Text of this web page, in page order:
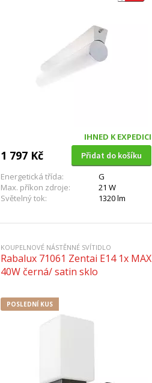
IHNED K EXPEDICI
1 797 Kč
Přidat do košíku
Energetická třída:
G
Max. příkon zdroje:
21 W
Světelný tok:
1320 lm
KOUPELNOVÉ NÁSTĚNNÉ SVÍTIDLO
Rabalux 71061 Zentai E14 1x MAX
40W černá/ satin sklo
POSLEDNÍ KUS